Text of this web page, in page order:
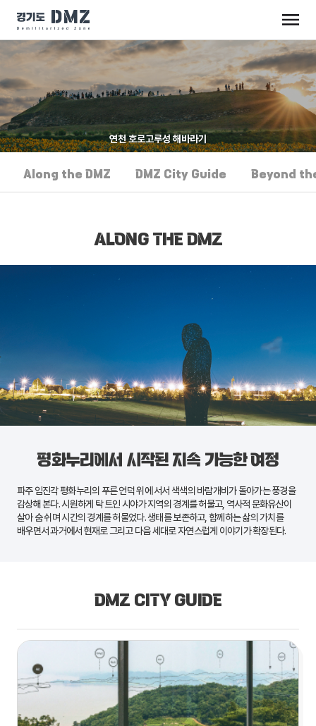
연천 호로고루성 해바라기
Along the DMZ DMZ City Guide Beyond
ALONG THE DMZ
평화누리에서 시작된 지속 가능한 여정
파주임진각 평화누리의 푸른 언덕 위에 서서 색색의 바람개비가 돌아가는 풍경을
감상해 본다. 시원하게 탁 트인 시야가 지역의 경계를 허물고, 역사적 문화유산이
살아 숨 쉬며 시간의 경계를 허물었다. 생태를 보존하고, 함께하는 삶의 가치를
배우면서 과거에서 현재로 그리고 다음 세대로 자연스럽게 이야기가 확장된다.
DMZ CITY GUIDE